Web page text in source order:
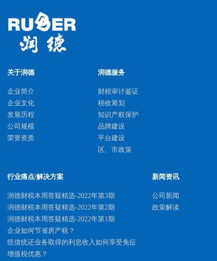
关于润德
企业简介
企业文化
发展历程
公司规模
荣誉资质
润德服务
财税审计鉴证
税收筹划
知识产权保护
品牌建设
平台建设
区、市政策
体系认证
行业痛点/解决方案
润德财税本周答疑精选-2022年第3期
润德财税本周答疑精选-2022年第2期
润德财税本周答疑精选-2022年第1期
企业如何节省房产税？
统借统还业务取得的利息收入如何享受免征
增值税优惠？
新闻资讯
公司新闻
政策解读